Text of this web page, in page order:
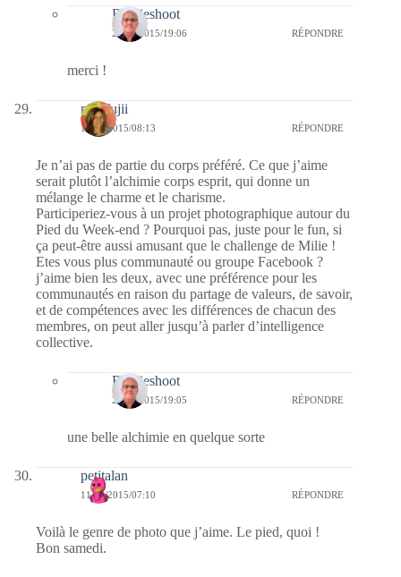
Bernieshoot
23/04/2015/19:06 RÉPONDRE
merci !
missfujii
11/04/2015/08:13 RÉPONDRE
Je n’ai pas de partie du corps préféré. Ce que j’aime
serait plutôt l’alchimie corps esprit, qui donne un
mélange le charme et le charisme.
Participeriez-vous à un projet photographique autour du
Pied du Week-end ? Pourquoi pas, juste pour le fun, si
ça peut-être aussi amusant que le challenge de Milie !
Etes vous plus communauté ou groupe Facebook ?
j’aime bien les deux, avec une préférence pour les
communautés en raison du partage de valeurs, de savoir,
et de compétences avec les différences de chacun des
membres, on peut aller jusqu’à parler d’intelligence
collective.
Bernieshoot
23/04/2015/19:05 RÉPONDRE
une belle alchimie en quelque sorte
petitalan
11/04/2015/07:10 RÉPONDRE
Voilà le genre de photo que j’aime. Le pied, quoi !
Bon samedi.